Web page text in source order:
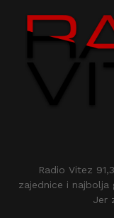
Radio Vitez
zajednice i najbolja
Jer